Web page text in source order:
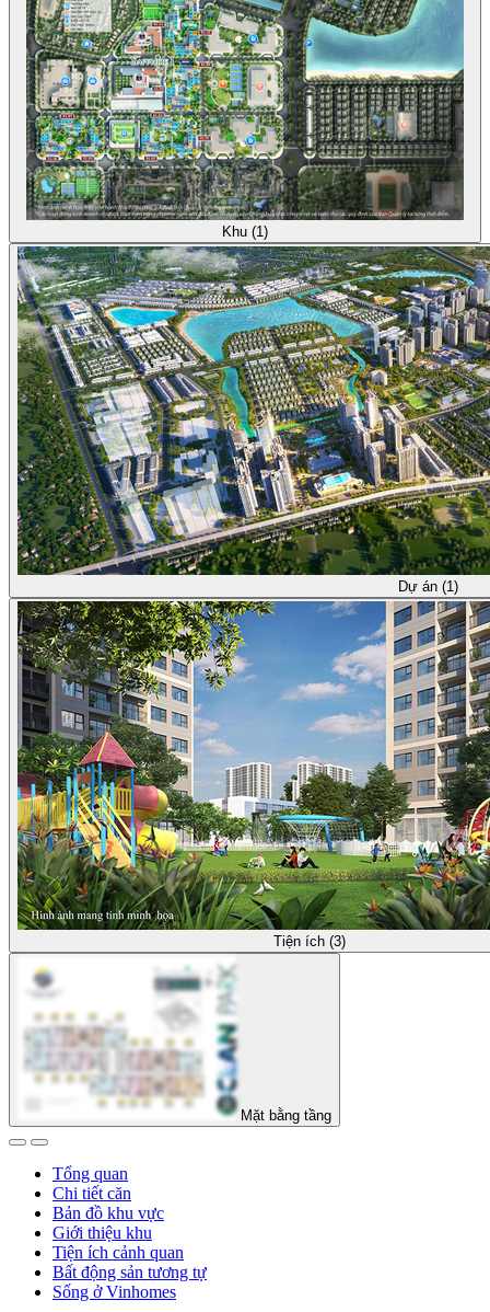
Khu (1)
Dự án (1)
Tiện ích (3)
Mặt bằng tầng
Tổng quan
Chi tiết căn
Bản đồ khu vực
Giới thiệu khu
Tiện ích cảnh quan
Bất động sản tương tự
Sống ở Vinhomes